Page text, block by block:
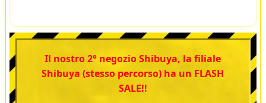
Il nostro 2° negozio Shibuya, la filiale
Shibuya (stesso percorso) ha un FLASH
SALE!!